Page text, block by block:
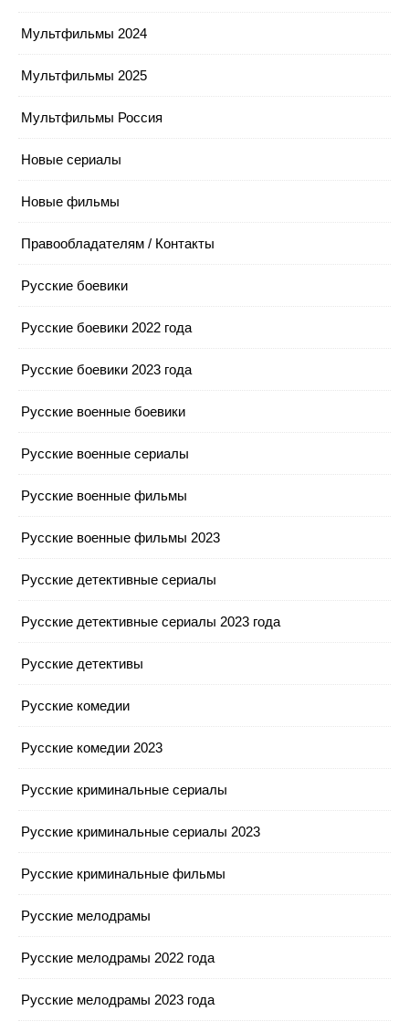
Мультфильмы 2024
Мультфильмы 2025
Мультфильмы Россия
Новые сериалы
Новые фильмы
Правообладателям / Контакты
Русские боевики
Русские боевики 2022 года
Русские боевики 2023 года
Русские военные боевики
Русские военные сериалы
Русские военные фильмы
Русские военные фильмы 2023
Русские детективные сериалы
Русские детективные сериалы 2023 года
Русские детективы
Русские комедии
Русские комедии 2023
Русские криминальные сериалы
Русские криминальные сериалы 2023
Русские криминальные фильмы
Русские мелодрамы
Русские мелодрамы 2022 года
Русские мелодрамы 2023 года